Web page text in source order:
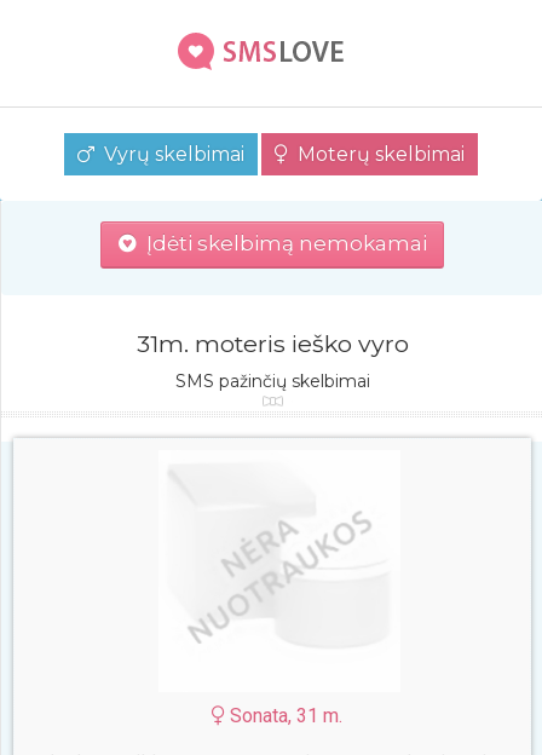
Vyrų skelbimai Moterų skelbimai
Įdėti skelbimą nemokamai
31m. moteris ieško vyro
SMS pažinčių skelbimai
Sonata, 31 m.